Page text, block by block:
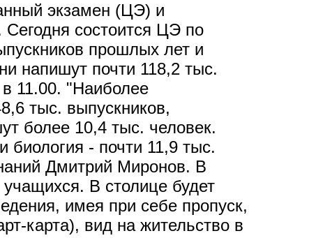
экзамен (ЦЭ) и
состоится ЦЭ по
прошлых лет и
напишут почти 118,2 тыс.
11.00. "Наиболее
тыс. выпускников,
более 10,4 тыс. человек.
биология - почти 11,9 тыс.
Дмитрий Миронов. В
В столице будет
имея при себе пропуск,
карта), вид на жительство в